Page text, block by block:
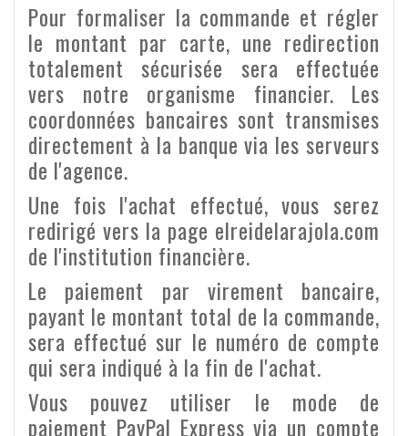
Pour formaliser la commande et régler
le montant par carte, une redirection
totalement sécurisée sera effectuée
vers notre organisme financier. Les
coordonnées bancaires sont transmises
directement à la banque via les serveurs
de l'agence.
Une fois l'achat effectué, vous serez
redirigé vers la page elreidelarajola.com
de l'institution financière.
Le paiement par virement bancaire,
payant le montant total de la commande,
sera effectué sur le numéro de compte
qui sera indiqué à la fin de l'achat.
Vous pouvez utiliser le mode de
paiement PayPal Express via un compte